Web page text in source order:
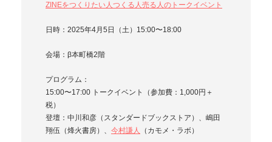
ZINEをつくりたい人つくる人売る人のトークイベント
日時：2025年4月5日（土）15:00〜18:00
会場：β本町橋2階
プログラム：
15:00〜17:00 トークイベント（参加費：1,000円＋
税）
登壇：中川和彦（スタンダードブックストア）、嶋田
翔伍（烽火書房）、 今村謙人 （カモメ・ラボ）